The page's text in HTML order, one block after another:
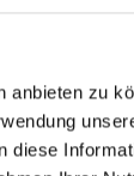
anbieten zu
diese